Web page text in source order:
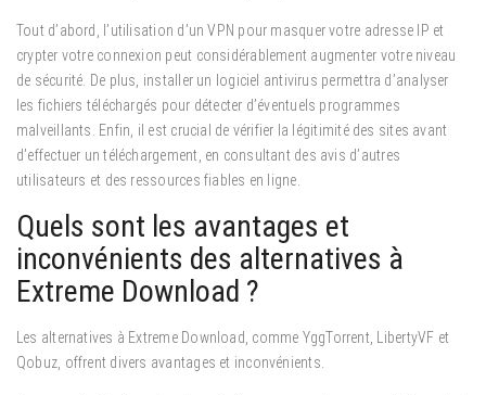
Tout d’abord, l’utilisation d’un VPN pour masquer votre adresse IP et
crypter votre connexion peut considérablement augmenter votre niveau
de sécurité. De plus, installer un logiciel antivirus permettra d’analyser
les fichiers téléchargés pour détecter d’éventuels programmes
malveillants. Enfin, il est crucial de vérifier la légitimité des sites avant
d’effectuer un téléchargement, en consultant des avis d’autres
utilisateurs et des ressources fiables en ligne.
Quels sont les avantages et
inconvénients des alternatives à
Extreme Download ?
Les alternatives à Extreme Download, comme YggTorrent, LibertyVF et
Qobuz, offrent divers avantages et inconvénients.